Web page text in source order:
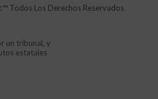
™ Todos Los Derechos Reservados
un tribunal, y
estatales